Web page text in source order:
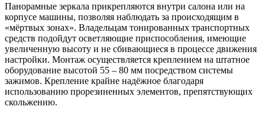
Панорамные зеркала прикрепляются внутри салона или на
корпусе машины, позволяя наблюдать за происходящим в
«мёртвых зонах». Владельцам тонированных транспортных
средств подойдут осветляющие приспособления, имеющие
увеличенную высоту и не сбивающиеся в процессе движения
настройки. Монтаж осуществляется креплением на штатное
оборудование высотой 55 – 80 мм посредством системы
зажимов. Крепление крайне надёжное благодаря
использованию прорезиненных элементов, препятствующих
скольжению.